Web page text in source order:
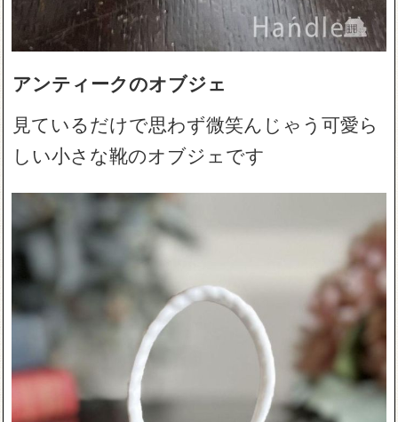
アンティークのオブジェ
見ているだけで思わず微笑んじゃう可愛ら
しい小さな靴のオブジェです